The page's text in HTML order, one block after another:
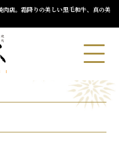
店。霜降りの美しい黒毛和牛、真の美